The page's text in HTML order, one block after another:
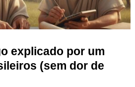
explicado por um
(sem dor de